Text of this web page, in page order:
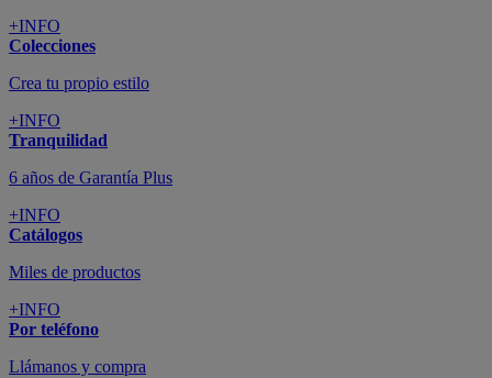
+INFO
Colecciones
Crea tu propio estilo
+INFO
Tranquilidad
6 años de Garantía Plus
+INFO
Catálogos
Miles de productos
+INFO
Por teléfono
Llámanos y compra